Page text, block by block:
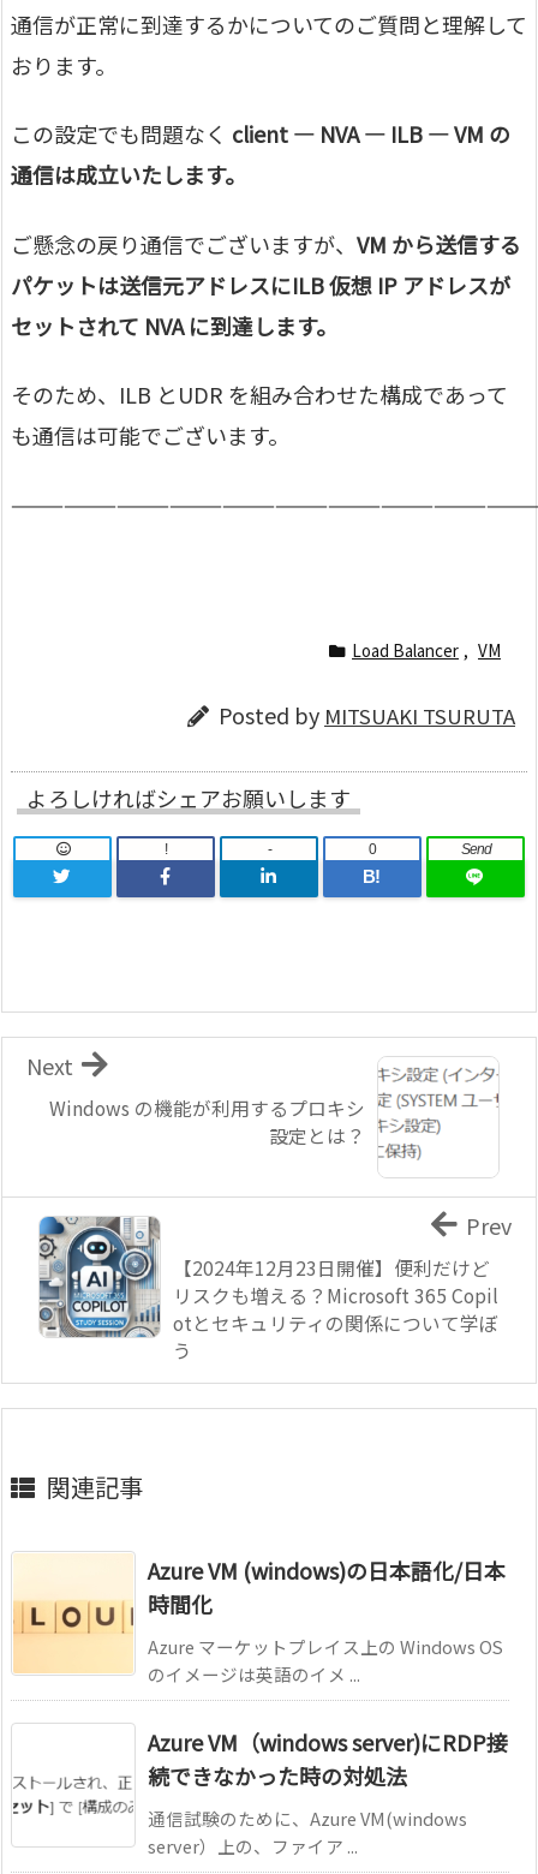
通信が正常に到達するかについてのご質問と理解して
おります。
この設定でも問題なく client — NVA — ILB — VM の
通信は成立いたします。
ご懸念の戻り通信でございますが、 VM から送信する
パケットは送信元アドレスにILB 仮想 IP アドレスが
セットされて NVA に到達します。
そのため、ILB とUDR を組み合わせた構成であって
も通信は可能でございます。
Load Balancer , VM
Posted by MITSUAKI TSURUTA
よろしければシェアお願いします
! -
B!
0 Send
Windows の機能が利用するプロキシ
設定とは？
Next
【2024年12月23日開催】便利だけど
リスクも増える？Microsoft 365 Copil
otとセキュリティの関係について学ぼ
う
Prev
関連記事
Azure VM (windows)の日本語化/日本
時間化
Azure マーケットプレイス上の Windows OS
のイメージは英語のイメ ...
Azure VM（windows server)にRDP接
続できなかった時の対処法
通信試験のために、Azure VM(windows
server）上の、ファイア ...